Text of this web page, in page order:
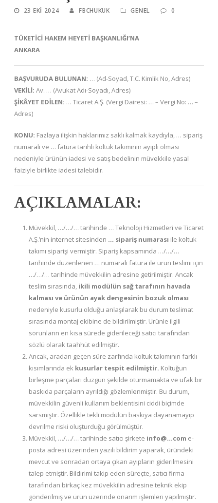
23 EKI 2024 FBCHUKUK GENEL 0
TÜKETİCİ HAKEM HEYETİ BAŞKANLIĞI’NA
ANKARA
BAŞVURUDA BULUNAN: … (Ad-Soyad, T.C. Kimlik No, Adres)
VEKİLİ: Av. … (Avukat Adı-Soyadı, Adres)
ŞİKÂYET EDİLEN: … Ticaret A.Ş. (Vergi Dairesi: … – Vergi No: … –
Adres)
KONU: Fazlaya ilişkin haklarımız saklı kalmak kaydıyla, … sipariş
numaralı ve … fatura tarihli koltuk takımının ayıplı olması
nedeniyle ürünün iadesi ve satış bedelinin müvekkile yasal
faiziyle birlikte iadesi talebidir.
AÇIKLAMALAR:
Müvekkil, …/…/… tarihinde … Teknoloji Hizmetleri ve Ticaret
A.Ş.’nin internet sitesinden … sipariş numarası ile koltuk
takımı siparişi vermiştir. Sipariş kapsamında …/…/…
tarihinde düzenlenen … numaralı fatura ile ürün teslimi için
…/…/… tarihinde müvekkilin adresine getirilmiştir. Ancak
teslim sırasında, ikili modülün sağ tarafının havada
kalması ve ürünün ayak dengesinin bozuk olması
nedeniyle kusurlu olduğu anlaşılarak bu durum teslimat
sırasında montaj ekibine de bildirilmiştir. Ürünle ilgili
sorunların en kısa sürede giderileceği satıcı tarafından
sözlü olarak taahhüt edilmiştir.
Ancak, aradan geçen süre zarfında koltuk takımının farklı
kısımlarında ek kusurlar tespit edilmiştir. Koltuğun
birleşme parçaları düzgün şekilde oturmamakta ve ufak bir
baskıda parçaların ayrıldığı gözlemlenmiştir. Bu durum,
müvekkilin güvenli kullanım beklentisini ciddi biçimde
sarsmıştır. Özellikle tekli modülün baskıya dayanamayıp
devrilme riski oluşturduğu görülmüştür.
Müvekkil, …/…/… tarihinde satıcı şirkete info@…com e-
posta adresi üzerinden yazılı bildirim yaparak, üründeki
mevcut ve sonradan ortaya çıkan ayıpların giderilmesini
talep etmiştir. Bildirimi takip eden süreçte, satıcı firma
tarafından birkaç kez müvekkilin adresine teknik ekip
gönderilmiş ve ürün üzerinde onarım işlemleri yapılmıştır.